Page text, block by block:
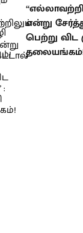
என்று
பெற்று விட